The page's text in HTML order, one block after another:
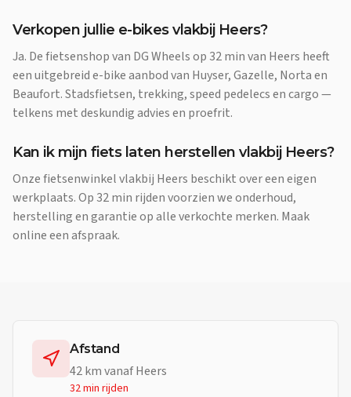
Verkopen jullie e-bikes vlakbij Heers?
Ja. De fietsenshop van DG Wheels op 32 min van Heers heeft
een uitgebreid e-bike aanbod van Huyser, Gazelle, Norta en
Beaufort. Stadsfietsen, trekking, speed pedelecs en cargo —
telkens met deskundig advies en proefrit.
Kan ik mijn fiets laten herstellen vlakbij Heers?
Onze fietsenwinkel vlakbij Heers beschikt over een eigen
werkplaats. Op 32 min rijden voorzien we onderhoud,
herstelling en garantie op alle verkochte merken. Maak
online een afspraak.
Afstand
42km vanafHeers
32 min rijden